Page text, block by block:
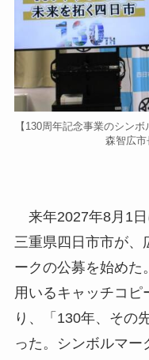
【130周年記念事業のシン
森智広市
来年2027年8月1日
三重県四日市市が、
ークの公募を始めた
用いるキャッチコピ
り、「130年、そ
った。シンボルマー